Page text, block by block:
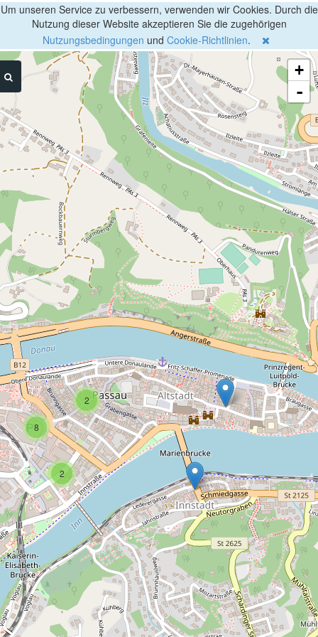
Um unseren Service zu verbessern, verwenden wir Cookies. Durch die
Nutzung dieser Website akzeptieren Sie die zugehörigen
Nutzungsbedingungen und Cookie-Richtlinien.
2
2
8
+
-